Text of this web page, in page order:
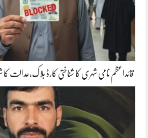
قائداعظم نامی شہری کا شناختی کارڈ بلاک،عدالت